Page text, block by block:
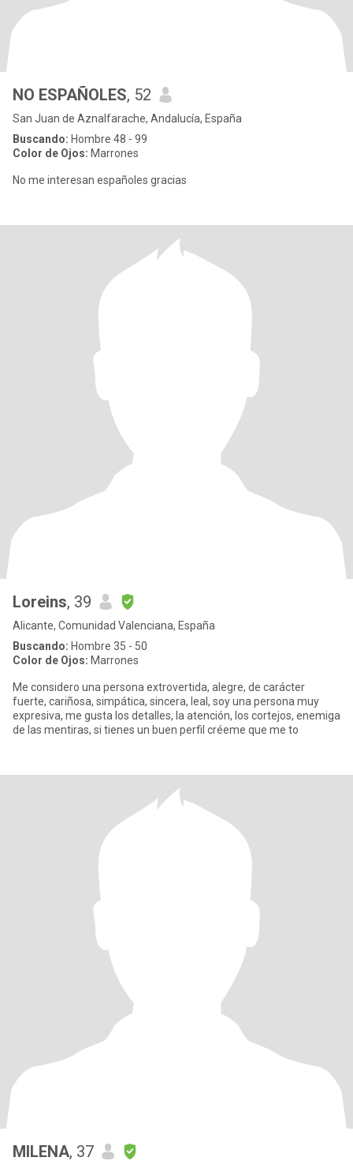
NO ESPAÑOLES, 52
San Juan de Aznalfarache, Andalucía, España
Buscando: Hombre 48 - 99
Color de Ojos: Marrones
No me interesan españoles gracias
Loreins, 39
Alicante, Comunidad Valenciana, España
Buscando: Hombre 35 - 50
Color de Ojos: Marrones
Me considero una persona extrovertida, alegre, de carácter
fuerte, cariñosa, simpática, sincera, leal, soy una persona muy
expresiva, me gusta los detalles, la atención, los cortejos, enemiga
de las mentiras, si tienes un buen perfil créeme que me to
MILENA, 37